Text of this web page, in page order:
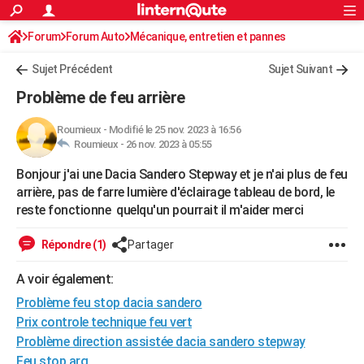
ACTUALITÉS
Politique
Société
Faits Divers
Education
Monde
Villes
+
FINANCE
Retraite
Impôts
Epargne
Immobilier
Risques naturels par ville
Banque
Assurance
Crédit
AUTO
Essais
Réserver un essai
Citadines
Berlines
SUV
Forum auto
+HIGH-TECH
Mobiles
Meilleur smartphone
Internet
Ordinateurs
Jeux vidéo
Guide high-tech
+BRICOLAGE
Forum
Aménagement intérieur
Extérieur
Cuisine
Salle de bains
Jardinage
Rangement
WEEK-END
Guides de France
Escapades
Patrimoine
Expositions
Musées
Week-end nature
+LIFESTYLE
SANTE
Alimentation
Guide de la santé
Maladies
Médicaments
Sommeil
VOYAGE
Rechercher
S'inscrire
Connexion
Forum Forum Auto Mécanique, entretien et pannes
Sujet Précédent Sujet Suivant
Problème de feu arrière
Roumieux - Modifié le 25 nov. 2023 à 16:56
Roumieux - 26 nov. 2023 à 05:55
Bonjour j'ai une Dacia Sandero Stepway et je n'ai plus de feu
arrière, pas de farre lumière d'éclairage tableau de bord, le
reste fonctionne quelqu'un pourrait il m'aider merci
Répondre (1) Partager
A voir également:
Problème feu stop dacia sandero
Prix controle technique feu vert
Problème direction assistée dacia sandero stepway